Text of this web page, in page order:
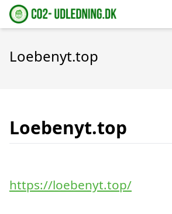
Loebenyt.top
Loebenyt.top
https://loebenyt.top/